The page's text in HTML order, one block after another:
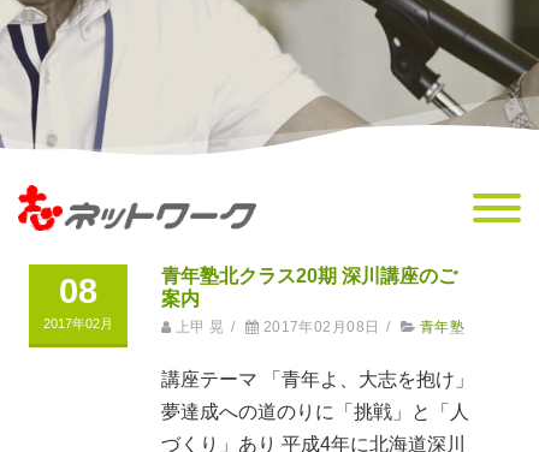
08
2017年02月
青年塾北クラス20期 深川講座のご
案内
上甲 晃 / 2017年02月08日 / 青年塾
講座テーマ 「青年よ、大志を抱け」
夢達成への道のりに「挑戦」と「人
づくり」あり 平成4年に北海道深川